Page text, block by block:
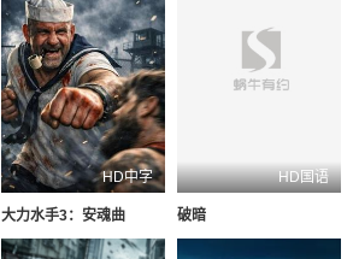
HD中字
大力水手3：安魂曲
HD国语
破暗